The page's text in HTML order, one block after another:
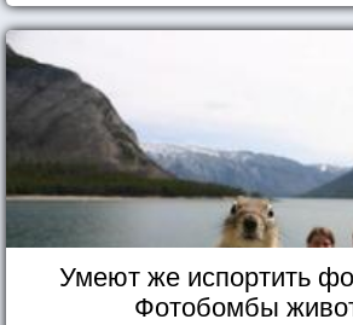
Умеют же испортить
Фотобомбы